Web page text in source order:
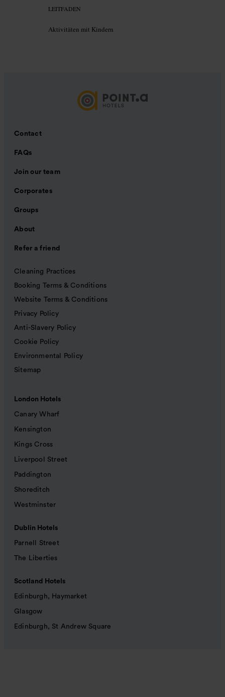
LEITFADEN
Aktivitäten mit Kindern
Contact
FAQs
Join our team
Corporates
Groups
About
Refer a friend
Cleaning Practices
Booking Terms & Conditions
Website Terms & Conditions
Privacy Policy
Anti-Slavery Policy
Cookie Policy
Environmental Policy
Sitemap
London Hotels
Canary Wharf
Kensington
Kings Cross
Liverpool Street
Paddington
Shoreditch
Westminster
Dublin Hotels
Parnell Street
The Liberties
Scotland Hotels
Edinburgh, Haymarket
Glasgow
Edinburgh, St Andrew Square